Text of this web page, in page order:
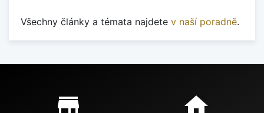
Všechny články a témata najdete v naší poradně.
Proč nakupovat u nás?
store_mall_directory home